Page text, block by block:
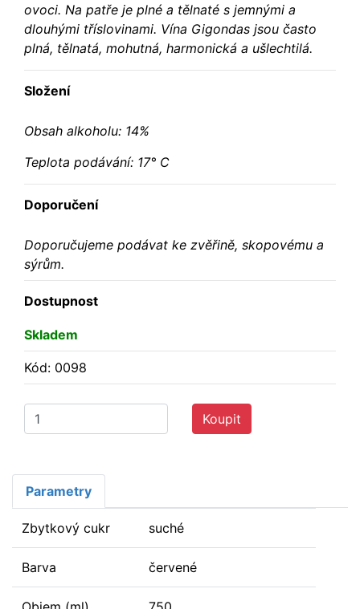
ovoci. Na patře je plné a tělnaté s jemnými a
dlouhými tříslovinami. Vína Gigondas jsou často
plná, tělnatá, mohutná, harmonická a ušlechtilá.
Složení
Obsah alkoholu: 14%
Teplota podávání: 17° C
Doporučení
Doporučujeme podávat ke zvěřině, skopovému a
sýrům.
Dostupnost
Skladem
Kód: 0098
Koupit
Parametry
Zbytkový cukr suché
Barva červené